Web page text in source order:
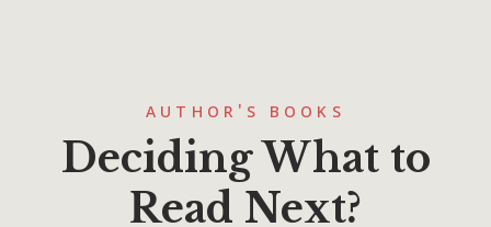
AUTHOR'S BOOKS
Deciding What to
Read Next?